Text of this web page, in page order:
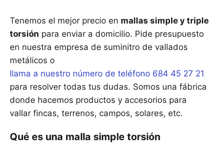
Tenemos el mejor precio en mallas simple y triple
torsión para enviar a domicilio. Pide presupuesto
en nuestra empresa de suminitro de vallados
metálicos o
llama a nuestro número de teléfono 684 45 27 21
para resolver todas tus dudas. Somos una fábrica
donde hacemos productos y accesorios para
vallar fincas, terrenos, campos, solares, etc.
Qué es una malla simple torsión